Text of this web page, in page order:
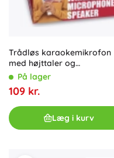
Trådløs karaokemikrofon
med højttaler og
telefonholder
På lager
109 kr.
Læg i kurv